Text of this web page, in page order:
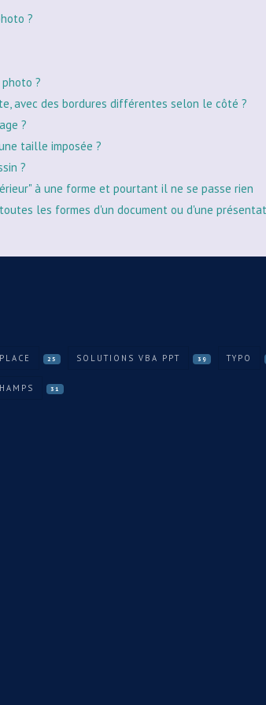
?
?
avec des bordures différentes selon le côté ?
?
taille imposée ?
?
à une forme et pourtant il ne se passe rien
les formes d'un document ou d'une
25 SOLUTIONS VBA PPT 39 TYPO
31